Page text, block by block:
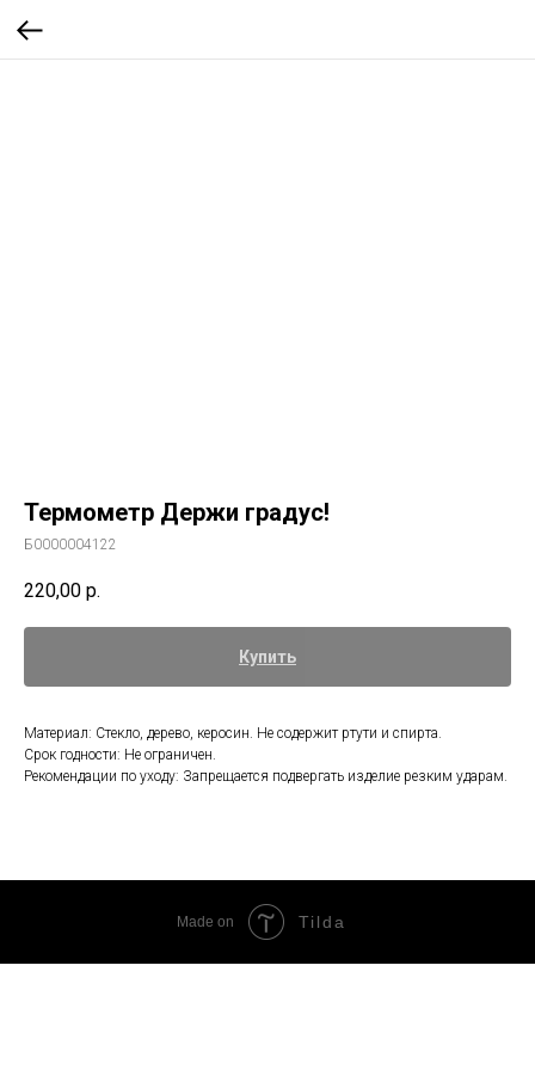
Термометр Держи градус!
Б0000004122
220,00 р.
Купить
Материал: Стекло, дерево, керосин. Не содержит ртути и спирта.
Срок годности: Не ограничен.
Рекомендации по уходу: Запрещается подвергать изделие резким ударам.
Made on Tilda